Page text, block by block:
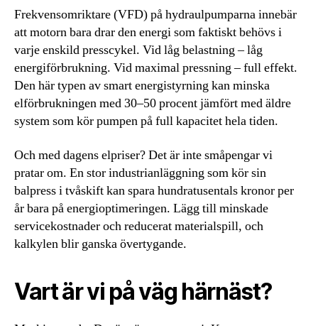
Frekvensomriktare (VFD) på hydraulpumparna innebär
att motorn bara drar den energi som faktiskt behövs i
varje enskild presscykel. Vid låg belastning – låg
energiförbrukning. Vid maximal pressning – full effekt.
Den här typen av smart energistyrning kan minska
elförbrukningen med 30–50 procent jämfört med äldre
system som kör pumpen på full kapacitet hela tiden.
Och med dagens elpriser? Det är inte småpengar vi
pratar om. En stor industrianläggning som kör sin
balpress i tvåskift kan spara hundratusentals kronor per
år bara på energioptimeringen. Lägg till minskade
servicekostnader och reducerat materialspill, och
kalkylen blir ganska övertygande.
Vart är vi på väg härnäst?